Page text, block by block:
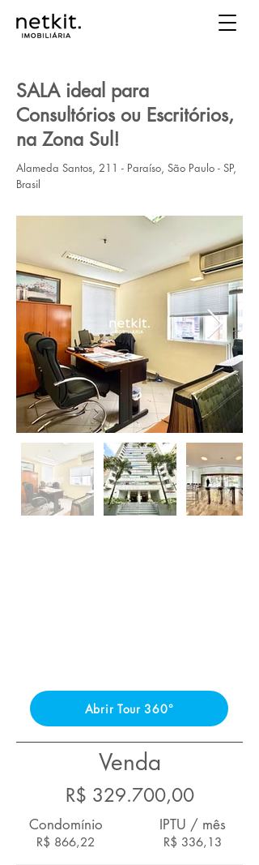
SALA ideal para
Consultórios ou Escritórios,
na Zona Sul!
Alameda Santos, 211 - Paraíso, São Paulo - SP,
Brasil
Abrir Tour 360°
Venda
R$ 329.700,00
Condomínio
R$ 866,22
IPTU / mês
R$ 336,13